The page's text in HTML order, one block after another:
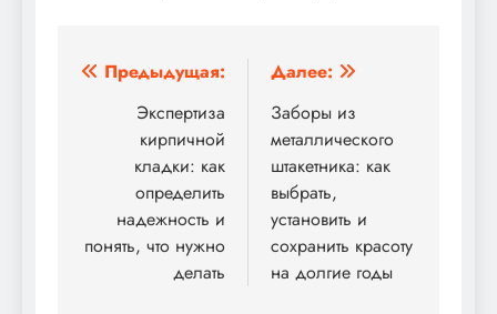
Навигация
записям
Предыдущая:
Экспертиза
кирпичной
кладки: как
определить
надежность и
понять, что нужно
делать
Далее:
Заборы из
металлического
штакетника: как
выбрать,
установить и
сохранить красоту
на долгие годы